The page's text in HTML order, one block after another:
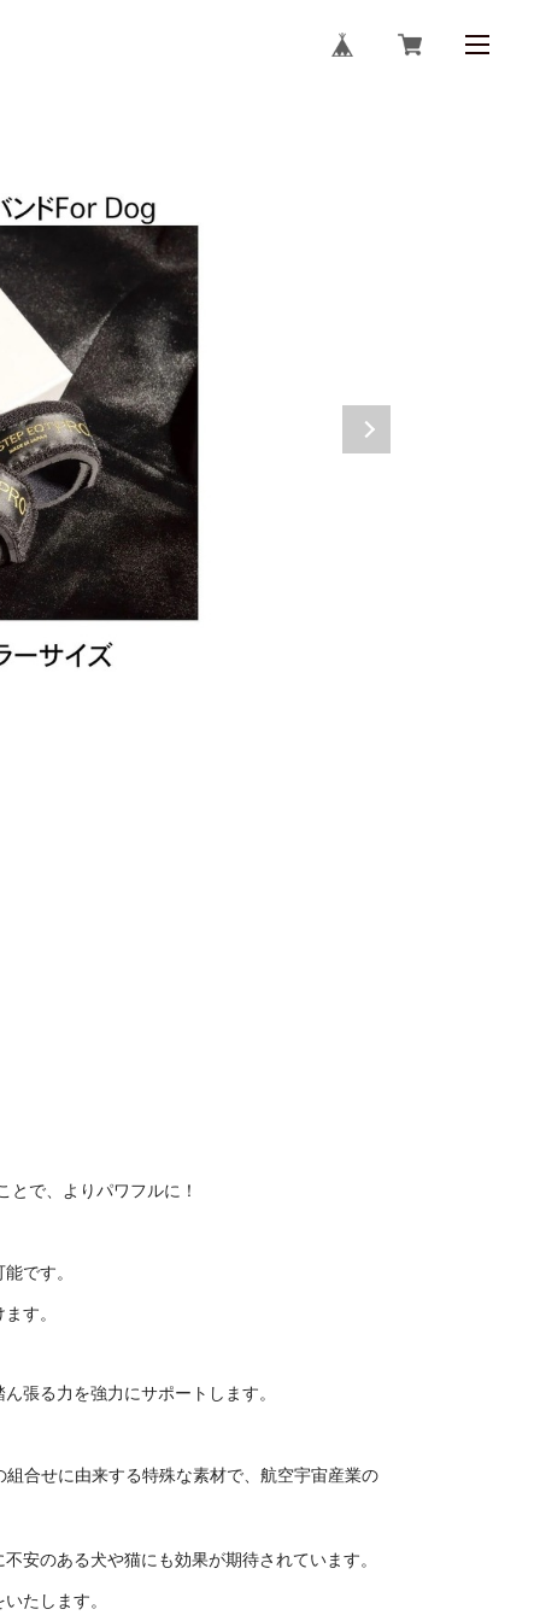
で、よりパワフルに！
です。
す。
張る力を強力にサポートします。
合せに由来する特殊な素材で、航空宇宙産業の
安のある犬や猫にも効果が期待されています。
いたします。